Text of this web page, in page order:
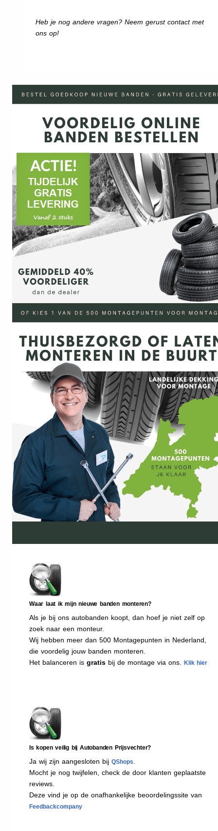
Heb je nog andere vragen? Neem gerust contact met
ons op!
Waar laat ik mijn nieuwe banden monteren?
Als je bij ons autobanden koopt, dan hoef je niet zelf op
zoek naar een monteur.
Wij hebben meer dan 500 Montagepunten in Nederland,
die voordelig jouw banden monteren.
Het balanceren is gratis bij de montage via ons. Klik hier
Is kopen veilig bij Autobanden Prijsvechter?
Ja wij zijn aangesloten bij QShops
Mocht je nog twijfelen, check de door klanten geplaatste
reviews.
Deze vind je op de onafhankelijke beoordelingssite van
Feedbackcompany